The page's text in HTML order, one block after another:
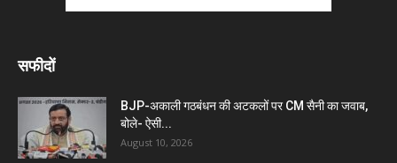
सफीदों
BJP-अकाली गठबंधन की अटकलों पर CM सैनी का जवाब,
बोले- ऐसी...
August 10, 2026